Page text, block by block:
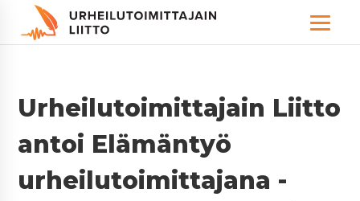
Urheilutoimittajain Liitto
antoi Elämäntyö
urheilutoimittajana -